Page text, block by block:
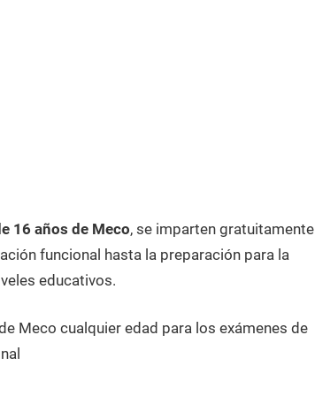
16 años de Meco, se imparten gratuitamente
funcional hasta la preparación para la
educativos.
Meco cualquier edad para los exámenes de